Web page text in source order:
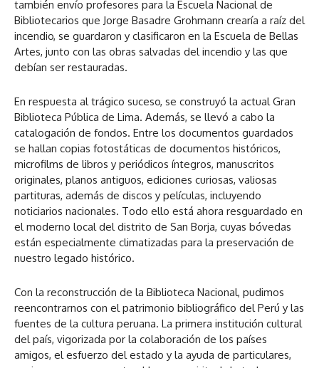
también envío profesores para la Escuela Nacional de
Bibliotecarios que Jorge Basadre Grohmann crearía a raíz del
incendio, se guardaron y clasificaron en la Escuela de Bellas
Artes, junto con las obras salvadas del incendio y las que
debían ser restauradas.
En respuesta al trágico suceso, se construyó la actual Gran
Biblioteca Pública de Lima. Además, se llevó a cabo la
catalogación de fondos. Entre los documentos guardados
se hallan copias fotostáticas de documentos históricos,
microfilms de libros y periódicos íntegros, manuscritos
originales, planos antiguos, ediciones curiosas, valiosas
partituras, además de discos y películas, incluyendo
noticiarios nacionales. Todo ello está ahora resguardado en
el moderno local del distrito de San Borja, cuyas bóvedas
están especialmente climatizadas para la preservación de
nuestro legado histórico.
Con la reconstrucción de la Biblioteca Nacional, pudimos
reencontrarnos con el patrimonio bibliográfico del Perú y las
fuentes de la cultura peruana. La primera institución cultural
del país, vigorizada por la colaboración de los países
amigos, el esfuerzo del estado y la ayuda de particulares,